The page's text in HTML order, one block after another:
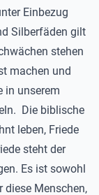
Einbezug
Silberfäden gilt
stehen
machen und
in unserem
Die biblische
leben, Friede
steht der
Es ist sowohl
Menschen,